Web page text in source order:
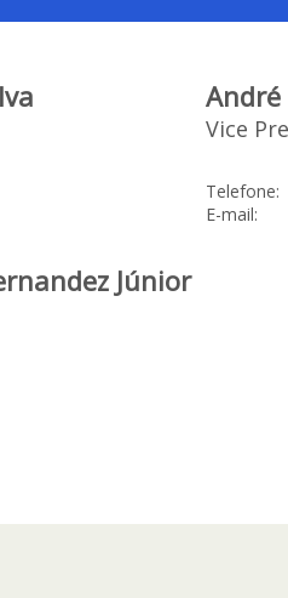
André
Vice
Telefone:
E-mail:
Júnior